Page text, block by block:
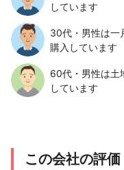
しています
30代・男性は一
購入しています
60代・男性は土
しています
この会社の評